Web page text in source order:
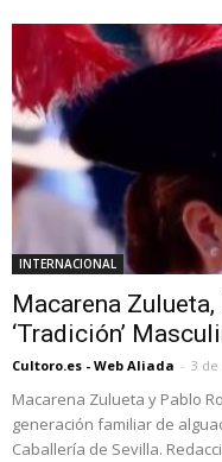
INTERNACIONAL
Macarena
‘Tradición’
Cultoro.es - Web Aliada - 3 de
Macarena Zulueta y Pablo
generación familiar de
Caballería de Sevilla.